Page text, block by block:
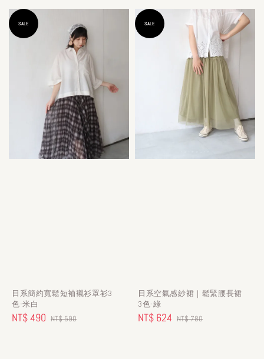
price
price
SALE
日系簡約寬鬆短袖襯衫罩衫3
色-米白
Sale
NT$ 490 Regular
NT$ 590
SALE
日系空氣感紗裙｜鬆緊腰長裙
3色-綠
Sale
NT$ 624 Regular
NT$ 780